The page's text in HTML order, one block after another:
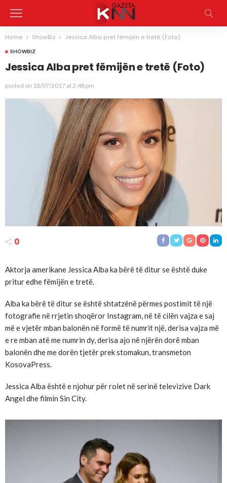
Home ShowBiz Jessica Alba pret fëmijën e tretë (Foto)
SHOWBIZ
Jessica Alba pret fëmijën e tretë (Foto)
posted on 18/07/2017 at 2:48 pm
0
Aktorja amerikane Jessica Alba ka bërë të ditur se është duke
pritur edhe fëmijën e tretë.
Alba ka bërë të ditur se është shtatzënë përmes postimit të një
fotografie në rrjetin shoqëror Instagram, në të cilën vajza e saj
më e vjetër mban balonën në formë të numrit një, derisa vajza më
e re mban atë me numrin dy, derisa ajo në njërën dorë mban
balonën dhe me dorën tjetër prek stomakun, transmeton
KosovaPress.
Jessica Alba është e njohur për rolet në serinë televizive Dark
Angel dhe filmin Sin City.